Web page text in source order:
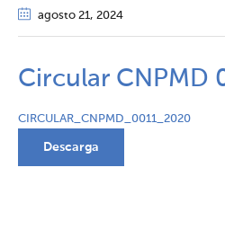
agosto 21, 2024
Circular CNPMD
CIRCULAR_CNPMD_0011_2020
Descarga